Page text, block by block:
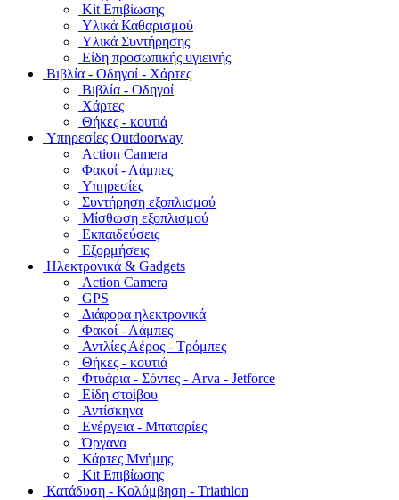
Kit Επιβίωσης
Υλικά Καθαρισμού
Υλικά Συντήρησης
Είδη προσωπικής υγιεινής
Bιβλία - Οδηγοί - Χάρτες
Βιβλία - Οδηγοί
Χάρτες
Θήκες - κουτιά
Υπηρεσίες Outdoorway
Action Camera
Φακοί - Λάμπες
Υπηρεσίες
Συντήρηση εξοπλισμού
Μίσθωση εξοπλισμού
Εκπαιδεύσεις
Εξορμήσεις
Ηλεκτρονικά & Gadgets
Action Camera
GPS
Διάφορα ηλεκτρονικά
Φακοί - Λάμπες
Αντλίες Αέρος - Τρόμπες
Θήκες - κουτιά
Φτυάρια - Σόντες - Arva - Jetforce
Είδη στοίβου
Αντίσκηνα
Ενέργεια - Μπαταρίες
Όργανα
Κάρτες Μνήμης
Kit Επιβίωσης
Κατάδυση - Κολύμβηση - Triathlon